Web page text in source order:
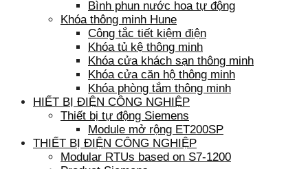
Bình phun nước hoa tự động
Khóa thông minh Hune
Công tắc tiết kiệm điện
Khóa tủ kệ thông minh
Khóa cửa khách sạn thông minh
Khóa cửa căn hộ thông minh
Khóa phòng tắm thông minh
HIẾT BỊ ĐIỆN CÔNG NGHIỆP
Thiết bị tự động Siemens
Module mở rộng ET200SP
THIẾT BỊ ĐIỆN CÔNG NGHIỆP
Modular RTUs based on S7-1200